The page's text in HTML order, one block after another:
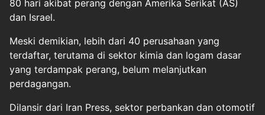
80 hari akibat perang dengan Amerika Serikat (AS)
dan Israel.
Meski demikian, lebih dari 40 perusahaan yang
terdaftar, terutama di sektor kimia dan logam dasar
yang terdampak perang, belum melanjutkan
perdagangan.
Dilansir dari Iran Press, sektor perbankan dan otomotif